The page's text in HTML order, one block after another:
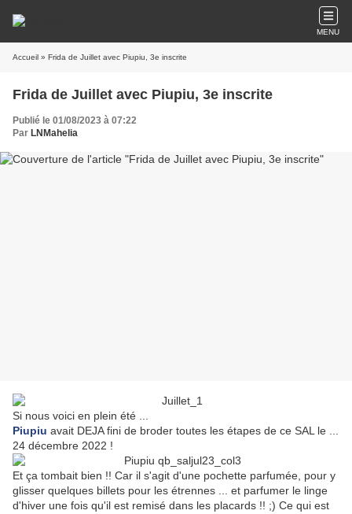
MENU
Accueil » Frida de Juillet avec Piupiu, 3e inscrite
Frida de Juillet avec Piupiu, 3e inscrite
Publié le 01/08/2023 à 07:22
Par LNMahelia
Si nous voici en plein été ...
Piupiu avait DEJA fini de broder toutes les étapes de ce SAL le ...
24 décembre 2022 !
Et ça tombait bien !! Car il s'agit d'une pochette parfumée, pour y
glisser quelques billets pour les étrennes ... et parfumer le linge
d'hiver une fois qu'il est remisé dans les placards !! ;) Ce qui est